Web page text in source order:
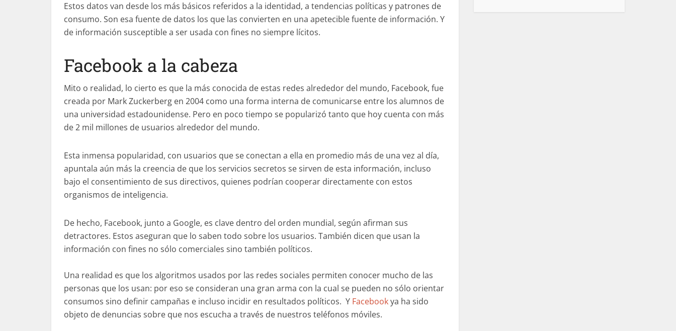
Estos datos van desde los más básicos referidos a la identidad, a tendencias políticas y patrones de
consumo. Son esa fuente de datos los que las convierten en una apetecible fuente de información. Y
de información susceptible a ser usada con fines no siempre lícitos.
Facebook a la cabeza
Mito o realidad, lo cierto es que la más conocida de estas redes alrededor del mundo, Facebook, fue
creada por Mark Zuckerberg en 2004 como una forma interna de comunicarse entre los alumnos de
una universidad estadounidense. Pero en poco tiempo se popularizó tanto que hoy cuenta con más
de 2 mil millones de usuarios alrededor del mundo.
Esta inmensa popularidad, con usuarios que se conectan a ella en promedio más de una vez al día,
apuntala aún más la creencia de que los servicios secretos se sirven de esta información, incluso
bajo el consentimiento de sus directivos, quienes podrían cooperar directamente con estos
organismos de inteligencia.
De hecho, Facebook, junto a Google, es clave dentro del orden mundial, según afirman sus
detractores. Estos aseguran que lo saben todo sobre los usuarios. También dicen que usan la
información con fines no sólo comerciales sino también políticos.
Una realidad es que los algoritmos usados por las redes sociales permiten conocer mucho de las
personas que los usan: por eso se consideran una gran arma con la cual se pueden no sólo orientar
consumos sino definir campañas e incluso incidir en resultados políticos. Y Facebookya ha sido
objeto de denuncias sobre que nos escucha a través de nuestros teléfonos móviles.